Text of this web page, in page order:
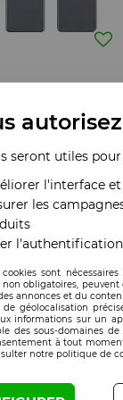
EN STOCK
G986 Galaxy S20
S20 Plus 5G gris
: Veuillez vous
interne
seront utiles pour
l'interface
les
cookies sont
non obligatoires,
annonces et du
de géolocalisation
informations sur un
des sous-domaines
à tout
notre politique de